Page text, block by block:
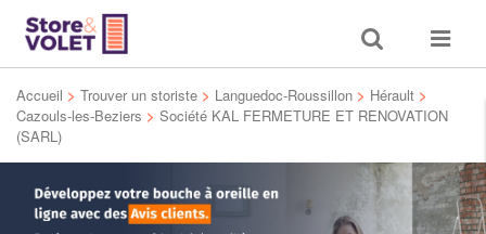
Toggle
search
Toggle
Accueil > Trouver un storiste > Languedoc-Roussillon > Hérault >
Cazouls-les-Beziers > Société KAL FERMETURE ET RENOVATION
(SARL)